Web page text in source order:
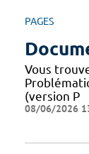
PAGES
Vous
(version P
08/06/2026